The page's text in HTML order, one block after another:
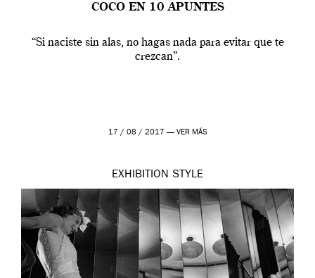
COCO EN 10 APUNTES
“Si naciste sin alas, no hagas nada para evitar que te
crezcan”.
17 / 08 / 2017 — VER MÁS
EXHIBITION STYLE